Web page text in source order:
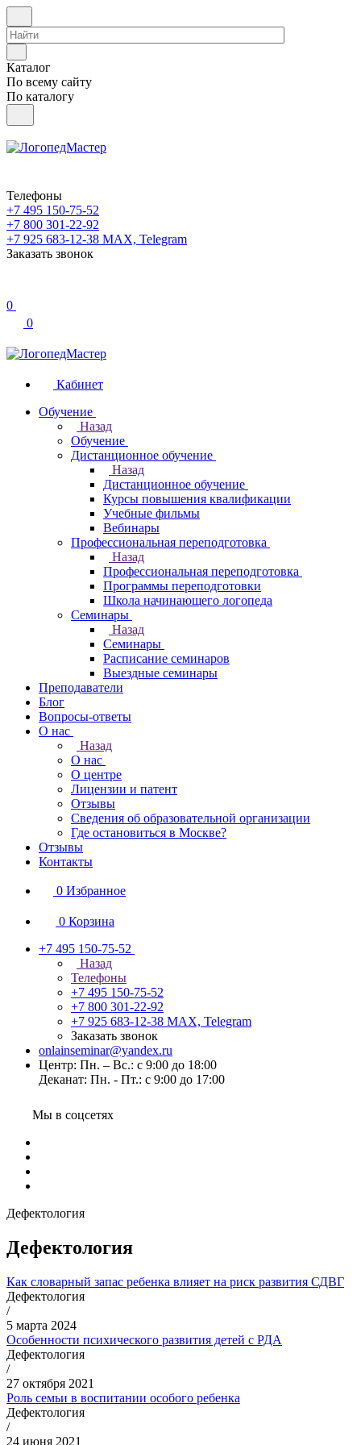
Каталог
По всему сайту
По каталогу
Телефоны
+7 495 150-75-52
+7 800 301-22-92
+7 925 683-12-38 MAX, Telegram
Заказать звонок
0
0
Кабинет
Обучение
Назад
Обучение
Дистанционное обучение
Назад
Дистанционное обучение
Курсы повышения квалификации
Учебные фильмы
Вебинары
Профессиональная переподготовка
Назад
Профессиональная переподготовка
Программы переподготовки
Школа начинающего логопеда
Семинары
Назад
Семинары
Расписание семинаров
Выездные семинары
Преподаватели
Блог
Вопросы-ответы
О нас
Назад
О нас
О центре
Лицензии и патент
Отзывы
Сведения об образовательной организации
Где остановиться в Москве?
Отзывы
Контакты
0 Избранное
0 Корзина
+7 495 150-75-52
Назад
Телефоны
+7 495 150-75-52
+7 800 301-22-92
+7 925 683-12-38 MAX, Telegram
Заказать звонок
onlainseminar@yandex.ru
Центр: Пн. – Вс.: с 9:00 до 18:00
Деканат: Пн. - Пт.: с 9:00 до 17:00
Мы в соцсетях
Дефектология
Дефектология
Как словарный запас ребенка влияет на риск развития СДВГ
Дефектология
/
5 марта 2024
Особенности психического развития детей с РДА
Дефектология
/
27 октября 2021
Роль семьи в воспитании особого ребенка
Дефектология
/
24 июня 2021